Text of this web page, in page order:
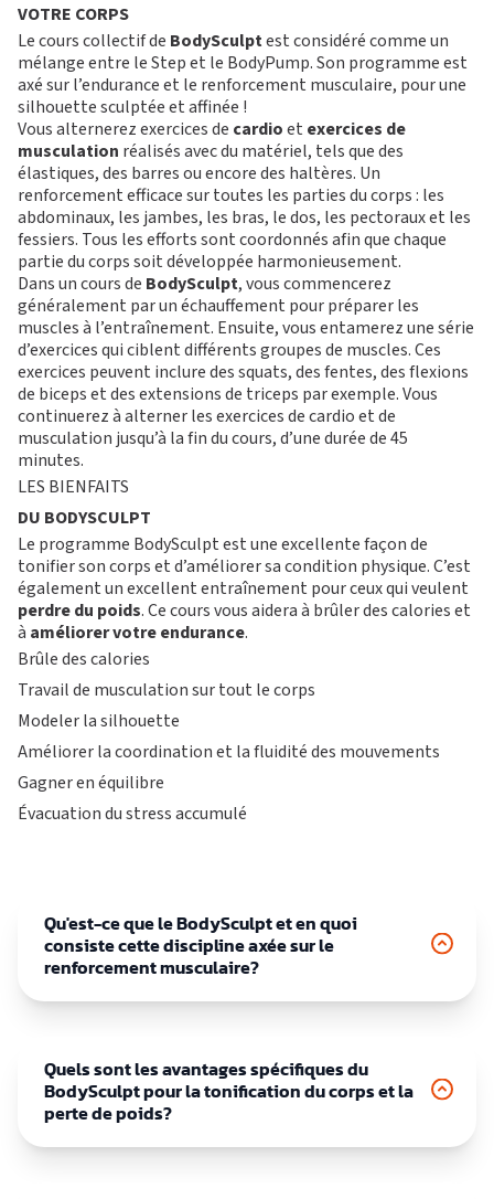
MOT
IVÉ
S’ABONNER
FORMULE D’ABONNEMENT
APPLI JOY
PLATEAU MUSCU-CARDIO
COURS COLLECTIFS
SMALL GROUP
COACHING PERSONNALISÉ
BLOG
DEVENIR FRANCHISÉ L’APPART FITNESS
VOTRE CORPS
Le cours collectif de BodySculptest considéré comme un
mélange entre leStepet le BodyPump. Son programme est
axé sur l’endurance et le renforcement musculaire, pour une
silhouette sculptée et affinée !
Vous alternerez exercices de cardioet exercices de
musculation réalisés avec du matériel, tels que des
élastiques, des barres ou encore des haltères. Un
renforcement efficace sur toutes les parties du corps : les
abdominaux, les jambes, les bras, le dos, les pectoraux et les
fessiers. Tous les efforts sont coordonnés afin que chaque
partie du corps soit développée harmonieusement.
Dans un cours de BodySculpt, vous commencerez
généralement par un échauffement pour préparer les
muscles à l’entraînement. Ensuite, vous entamerez une série
d’exercices qui ciblent différents groupes de muscles. Ces
exercices peuvent inclure des squats, des fentes, des flexions
de biceps et des extensions de triceps par exemple. Vous
continuerez à alterner les exercices de cardio et de
musculation jusqu’à la fin du cours, d’une durée de 45
minutes.
LES BIENFAITS
DU BODYSCULPT
Le programme BodySculpt est une excellente façon de
tonifier son corps et d’améliorer sa condition physique. C’est
également un excellent entraînement pour ceux qui veulent
perdre du poids. Ce cours vous aidera à brûler des calories et
à améliorer votre endurance.
Brûle des calories
Travail de musculation sur tout le corps
Modeler la silhouette
Améliorer la coordination et la fluidité des mouvements
Gagner en équilibre
Évacuation du stress accumulé
Qu'est-ce que le BodySculpt et en quoi
consiste cette discipline axée sur le
renforcement musculaire?
Quels sont les avantages spécifiques du
BodySculpt pour la tonification du corps et la
perte de poids?